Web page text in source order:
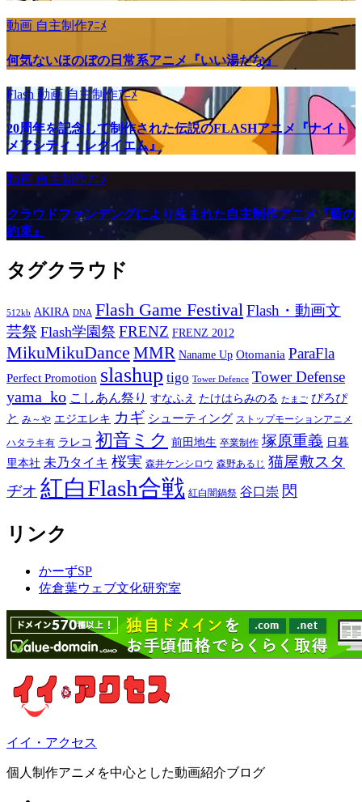
動画 自主制作ｱﾆﾒ
何気ないほのぼの日常系アニメ『いい湯だな』
Flash 動画自主制作ｱﾆﾒ
20周年を記念して制作された伝説のFLASHアニメ『ナイト
メアシティ・レクイエム』
動画 自主制作ｱﾆﾒ
クラウドファンデングにより生まれた自主制作アニメ『藍の
約束』
タグクラウド
512kb AKIRA DNA Flash Game Festival Flash・動画文
芸祭 Flash学園祭 FRENZ FRENZ 2012
MikuMikuDance MMR Naname Up Otomania ParaFla
Perfect Promotion slashup tigo Tower Defence Tower Defense
yama_ko こしあん祭り すなふえ たけはらみのる たまご ぴろぴ
と み～や エジエレキ カギ シューティング ストップモーションアニメ
ハタラキ有 ラレコ 初音ミク 前田地生 卒業制作 塚原重義 日暮
里本社 未乃タイキ 桜実 森井ケンシロウ 森野あるじ 猫屋敷スタ
ヂオ 紅白Flash合戦 紅白闇鍋祭 谷口崇 閃
リンク
かーずSP
佐倉葉ウェブ文化研究室
イイ・アクセス
個人制作アニメを中心とした動画紹介ブログ